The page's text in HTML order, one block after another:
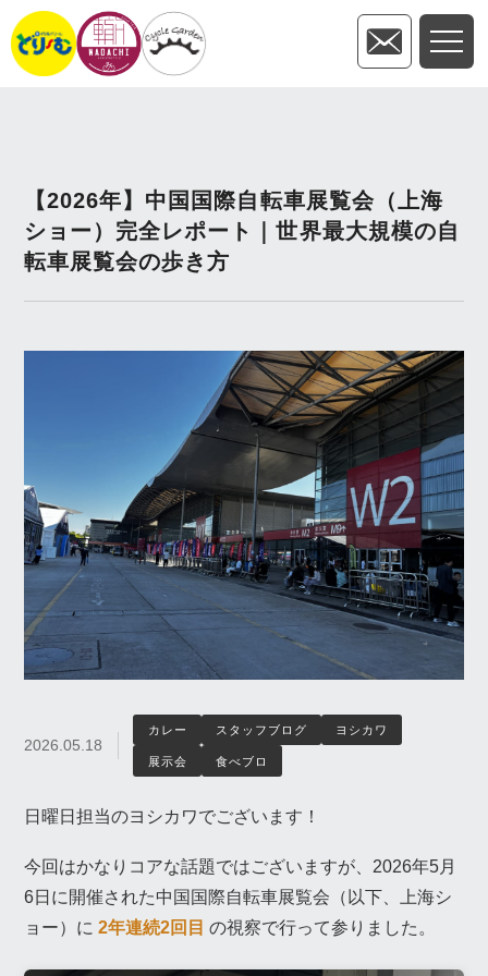
【2026年】中国国際自転車展覧会（上海
ショー）完全レポート｜世界最大規模の自
転車展覧会の歩き方
2026.05.18
カレー スタッフブログ ヨシカワ
展示会 食べブロ
日曜日担当のヨシカワでございます！
今回はかなりコアな話題ではございますが、2026年5月
6日に開催された中国国際自転車展覧会（以下、上海シ
ョー）に2年連続2回目 の視察で行って参りました。